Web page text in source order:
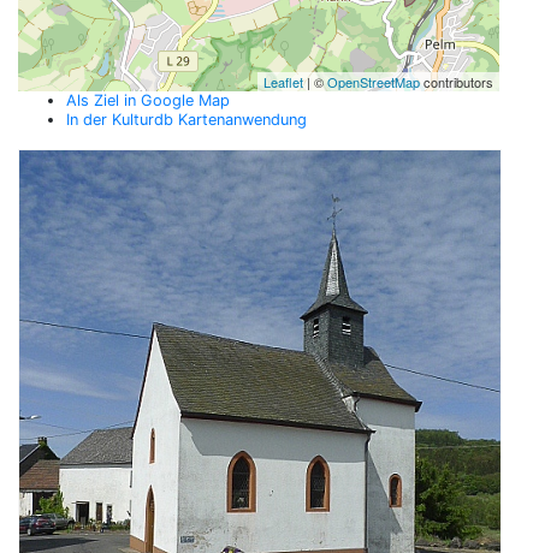
Leaflet| ©OpenStreetMapcontributors
Als Ziel in Google Map
In der Kulturdb Kartenanwendung